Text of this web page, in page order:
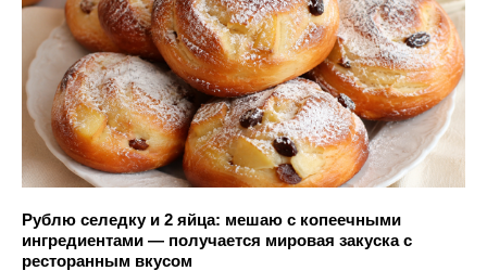
Рублю селедку и 2 яйца: мешаю с копеечными
ингредиентами — получается мировая закуска с
ресторанным вкусом